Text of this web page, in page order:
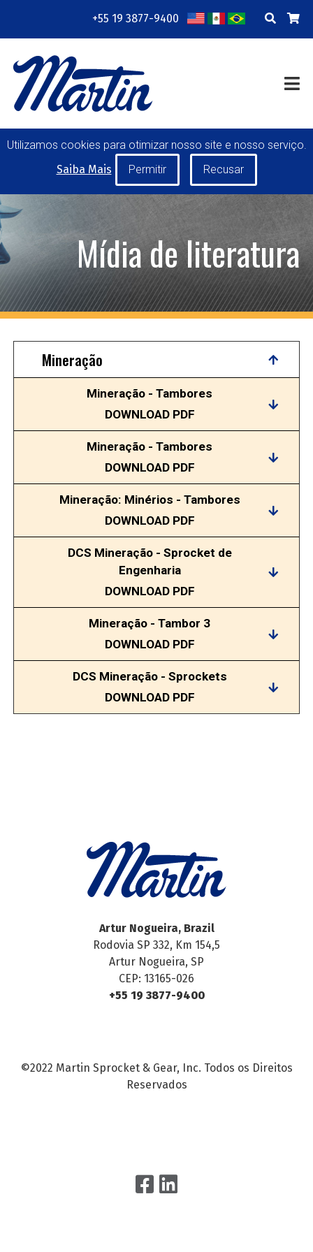
+55 19 3877-9400
EMPRESA
RECURSOS
TREINAMENTO WEB
CONTATO
TRANSMISSÃO DE POTÊNCIA
TAMBORES PARA
TRANSPORTADORES DE CORREIA
ROLETES
FERRAMENTAS DE MÃO
FABRICAÇÃO ESPECIAL
MINHA CONTA
CARREIRAS
SOLICITAÇÃO DE COTAÇÃO
Utilizamos cookies para otimizar nosso site e nosso serviço.
Saiba Mais
Mídia de literatura
Mineração
Mineração - Tambores
DOWNLOAD PDF
Mineração - Tambores
DOWNLOAD PDF
Mineração: Minérios - Tambores
DOWNLOAD PDF
DCS Mineração - Sprocket de
Engenharia
DOWNLOAD PDF
Mineração - Tambor 3
DOWNLOAD PDF
DCS Mineração - Sprockets
DOWNLOAD PDF
Artur Nogueira, Brazil
Rodovia SP 332, Km 154,5
Artur Nogueira, SP
CEP: 13165-026
+55 19 3877-9400
©2022 Martin Sprocket & Gear, Inc. Todos os Direitos
Reservados